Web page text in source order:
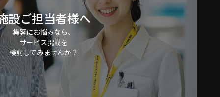
設ご担当者様へ
集客にお悩みなら、
サービス掲載を
検討してみませんか？